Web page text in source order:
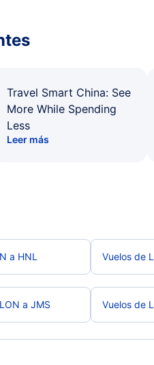
Travel Smart China: See
More While Spending
Less
Leer más
a HNL Vuelos de
a JMS Vuelos de